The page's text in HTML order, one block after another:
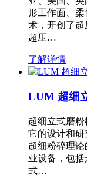
形工作面、
术，开创了超
超压…
了解详情
LUM 超细
超细立式磨粉
它的设计和
超细粉碎理
业设备，包
式…